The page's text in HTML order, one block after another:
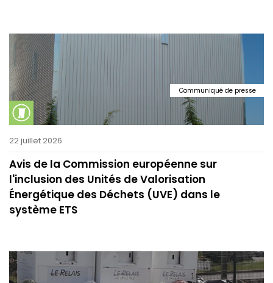
Communiqué de presse
22 juillet 2026
Avis de la Commission européenne sur
l'inclusion des Unités de Valorisation
Énergétique des Déchets (UVE) dans le
système ETS